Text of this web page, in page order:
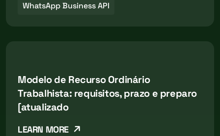
WhatsApp Business API
Modelo de Recurso Ordinário
Trabalhista: requisitos, prazo e preparo
[atualizado
LEARN MORE